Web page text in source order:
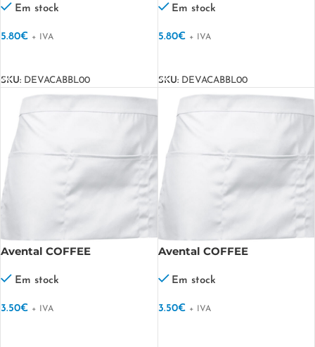
Em stock
5.80€ + IVA
SKU: DEVACABBL00
Em stock
5.80€ + IVA
SKU: DEVACABBL00
Avental COFFEE
Em stock
3.50€ + IVA
Avental COFFEE
Em stock
3.50€ + IVA